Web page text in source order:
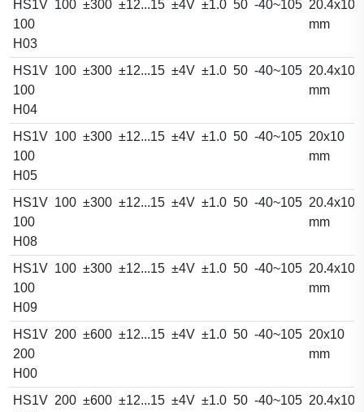
HS1V
100
H03
100 ±300 ±12...15 ±4V ±1.0 50 -40~105
mm
HS1V
100
H04
100 ±300 ±12...15 ±4V ±1.0 50 -40~105
mm
HS1V
100
H05
100 ±300 ±12...15 ±4V ±1.0 50 -40~105 20x10
mm
HS1V
100
H08
100 ±300 ±12...15 ±4V ±1.0 50 -40~105
mm
HS1V
100
H09
100 ±300 ±12...15 ±4V ±1.0 50 -40~105
mm
HS1V
200
H00
200 ±600 ±12...15 ±4V ±1.0 50 -40~105 20x10
mm
HS1V 200 ±600 ±12...15 ±4V ±1.0 50 -40~105